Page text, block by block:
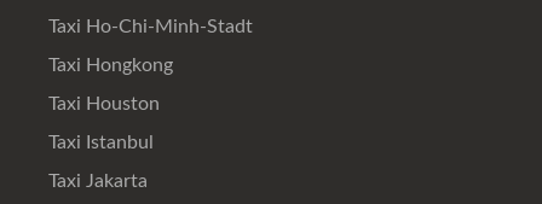
Taxi Ho-Chi-Minh-Stadt
Taxi Hongkong
Taxi Houston
Taxi Istanbul
Taxi Jakarta